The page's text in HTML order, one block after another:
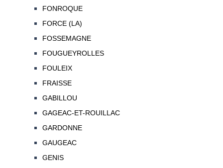
FONROQUE
FORCE (LA)
FOSSEMAGNE
FOUGUEYROLLES
FOULEIX
FRAISSE
GABILLOU
GAGEAC-ET-ROUILLAC
GARDONNE
GAUGEAC
GENIS